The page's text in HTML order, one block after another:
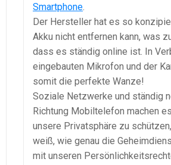
Smartphone
Der Hersteller hat es so
Akku nicht entfernen kann, was
dass es ständig online ist. In
eingebauten Mikrofon und der
somit die perfekte Wanze!
Soziale Netzwerke und ständig
Richtung Mobiltelefon machen
unsere Privatsphäre zu
weiß, wie genau die
mit unseren